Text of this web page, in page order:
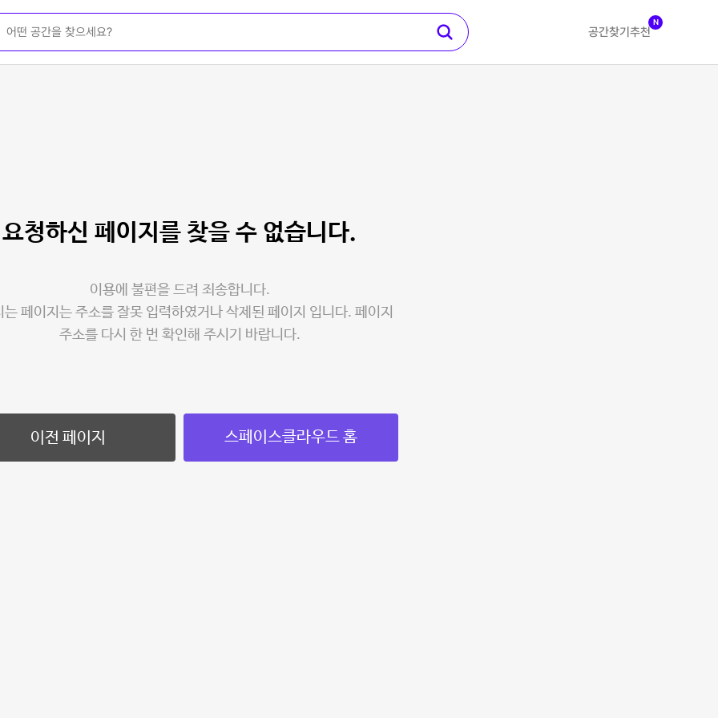
공간찾기 추천
N
요청하신 페이지를 찾을 수 없습니다.
이용에 불편을 드려 죄송합니다.
는 페이지는 주소를 잘못 입력하였거나 삭제된 페이지 입니다. 페이지
주소를 다시 한 번 확인해 주시기 바랍니다.
이전 페이지 스페이스클라우드 홈